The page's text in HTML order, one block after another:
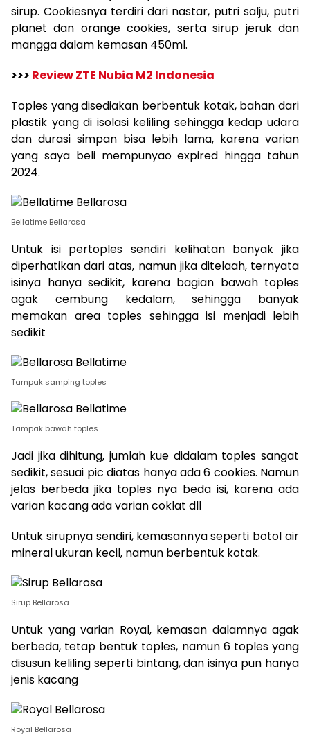
sirup. Cookiesnya terdiri dari nastar, putri salju, putri
planet dan orange cookies, serta sirup jeruk dan
mangga dalam kemasan 450ml.
>>> Review ZTE Nubia M2 Indonesia
Toples yang disediakan berbentuk kotak, bahan dari
plastik yang di isolasi keliling sehingga kedap udara
dan durasi simpan bisa lebih lama, karena varian
yang saya beli mempunyao expired hingga tahun
2024.
Bellatime Bellarosa
Untuk isi pertoples sendiri kelihatan banyak jika
diperhatikan dari atas, namun jika ditelaah, ternyata
isinya hanya sedikit, karena bagian bawah toples
agak cembung kedalam, sehingga banyak
memakan area toples sehingga isi menjadi lebih
sedikit
Tampak samping toples
Tampak bawah toples
Jadi jika dihitung, jumlah kue didalam toples sangat
sedikit, sesuai pic diatas hanya ada 6 cookies. Namun
jelas berbeda jika toples nya beda isi, karena ada
varian kacang ada varian coklat dll
Untuk sirupnya sendiri, kemasannya seperti botol air
mineral ukuran kecil, namun berbentuk kotak.
Sirup Bellarosa
Untuk yang varian Royal, kemasan dalamnya agak
berbeda, tetap bentuk toples, namun 6 toples yang
disusun keliling seperti bintang, dan isinya pun hanya
jenis kacang
Royal Bellarosa